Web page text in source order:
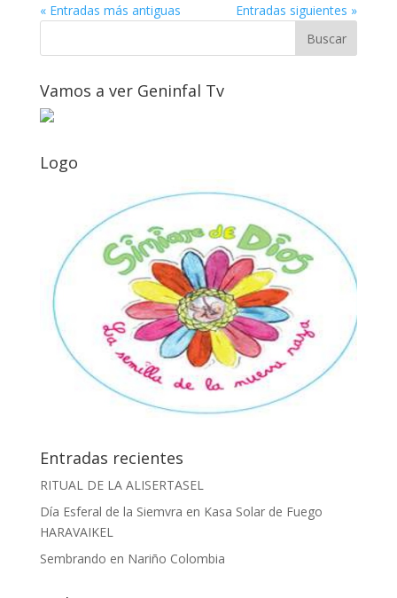
« Entradas más antiguas Entradas siguientes »
Vamos a ver Geninfal Tv
Logo
Entradas recientes
RITUAL DE LA ALISERTASEL
Día Esferal de la Siemvra en Kasa Solar de Fuego
HARAVAIKEL
Sembrando en Nariño Colombia